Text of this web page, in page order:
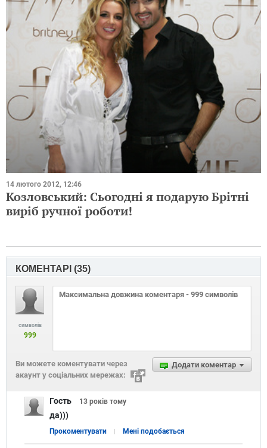
14 лютого 2012, 12:46
Козловський: Сьогодні я подарую Брітні
виріб ручної роботи!
КОМЕНТАРІ (35)
символів
999
Додати коментар
Ви можете коментувати через
акаунт у соціальних мережах:
Гость 13 років тому
да)))
Прокоментувати Мені подобається